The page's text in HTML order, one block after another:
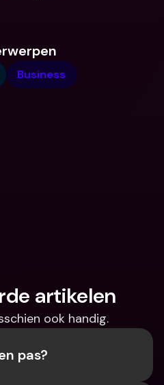
Business
artikelen
ook handig.
pas?